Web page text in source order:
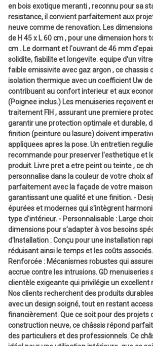
en bois exotique meranti , reconnu pour sa
resistance, il convient parfaitement aux
neuve comme de renovation. Les
de H 45 x L 60 cm , pour une dimension hors
cm . Le dormant et l'ouvrant de 46 mm
solidite, fiabilite et longevite. equipe d'un
faible emissivite avec gaz argon , ce chassis
isolation thermique avec un coefficient Uw de
contribuant au confort interieur et aux
(Poignee inclus.) Les menuiseries reçoivent
traitement FIH , assurant une premiere
garantir une protection optimale et durable,
finition (peinture ou lasure) doivent
appliquees apres la pose. Un entretien
recommande pour preserver l'esthetique et
produit. Livre pret a etre peint ou teinte , ce
personnalise dans la couleur de votre choix
parfaitement avec la façade de votre
garantissant une qualité et une finition. -
épurées et modernes qui s'intègrent
type d'intérieur. - Personnalisable : Large
dimensions pour s'adapter à vos besoins
d'Installation : Conçu pour une installation
réduisant ainsi le temps et les coûts
Renforcée : Mécanismes robustes qui
accrue contre les intrusions. GD menuiseries
clientèle exigeante qui privilégie un
Nos clients recherchent des produits
avec un design soigné, tout en restant
financièrement. Que ce soit pour des projets
construction neuve, ce châssis répond
des particuliers et des professionnels. Ce